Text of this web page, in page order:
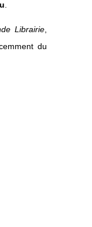
Librairie
du